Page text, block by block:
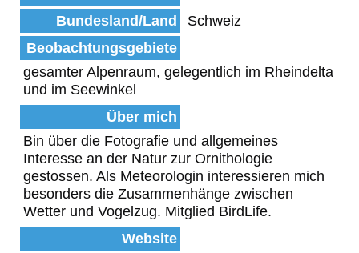
Bundesland/Land
Schweiz
Beobachtungsgebiete
gesamter Alpenraum, gelegentlich im Rheindelta
und im Seewinkel
Über mich
Bin über die Fotografie und allgemeines
Interesse an der Natur zur Ornithologie
gestossen. Als Meteorologin interessieren mich
besonders die Zusammenhänge zwischen
Wetter und Vogelzug. Mitglied BirdLife.
Website